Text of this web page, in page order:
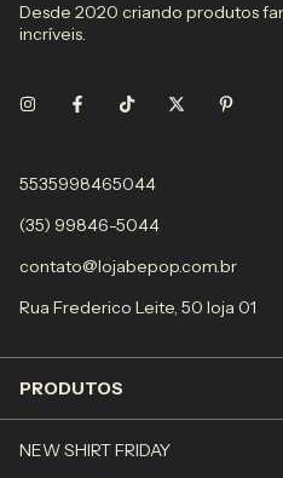
Desde 2020 criando produtos
incríveis.
5535998465044
(35) 99846-5044
contato@lojabepop.com.br
Rua Frederico Leite, 50 loja 01
PRODUTOS
NEW SHIRT FRIDAY